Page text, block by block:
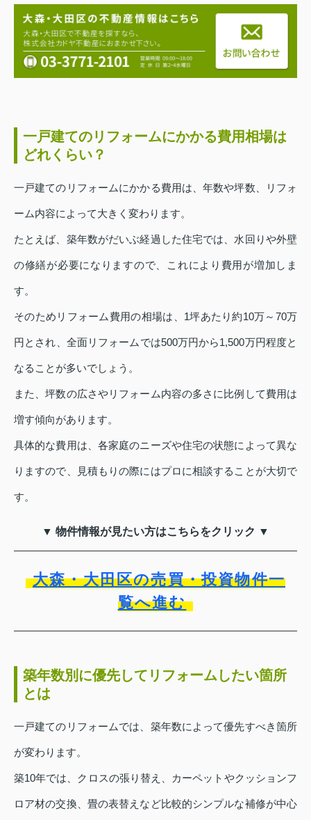
一戸建てのリフォームにかかる費用相場は
どれくらい？
一戸建てのリフォームにかかる費用は、年数や坪数、リフォ
ーム内容によって大きく変わります。
たとえば、築年数がだいぶ経過した住宅では、水回りや外壁
の修繕が必要になりますので、これにより費用が増加しま
す。
そのためリフォーム費用の相場は、1坪あたり約10万～70万
円とされ、全面リフォームでは500万円から1,500万円程度と
なることが多いでしょう。
また、坪数の広さやリフォーム内容の多さに比例して費用は
増す傾向があります。
具体的な費用は、各家庭のニーズや住宅の状態によって異な
りますので、見積もりの際にはプロに相談することが大切で
す。
▼ 物件情報が見たい方はこちらをクリック ▼
大森・大田区の売買・投資物件一
覧へ進む
築年数別に優先してリフォームしたい箇所
とは
一戸建てのリフォームでは、築年数によって優先すべき箇所
が変わります。
築10年では、クロスの張り替え、カーペットやクッションフ
ロア材の交換、畳の表替えなど比較的シンプルな補修が中心